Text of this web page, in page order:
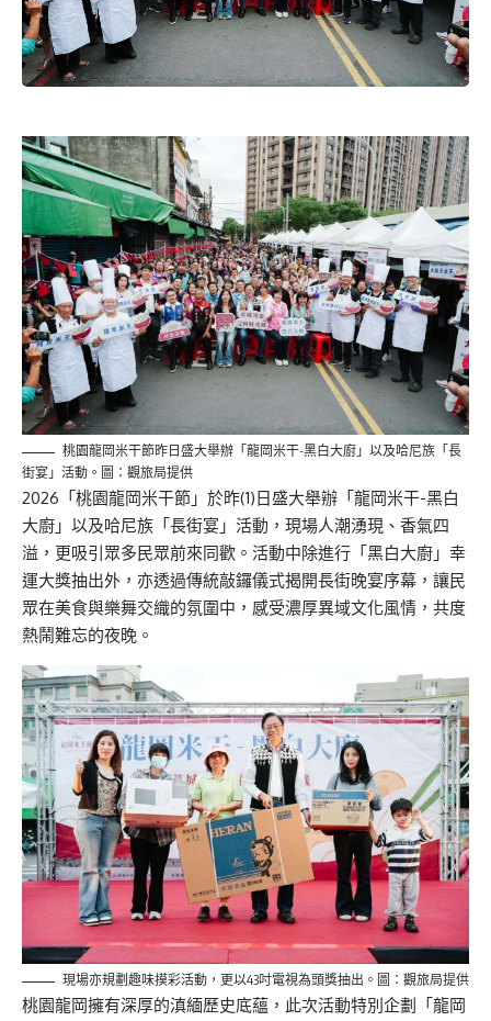
桃園龍岡米干節昨日盛大舉辦「龍岡米干-黑白大廚」以及哈尼族「長
街宴」活動。圖：觀旅局提供
2026「桃園龍岡米干節」於昨(1)日盛大舉辦「龍岡米干-黑白
大廚」以及哈尼族「長街宴」活動，現場人潮湧現、香氣四
溢，更吸引眾多民眾前來同歡。活動中除進行「黑白大廚」幸
運大獎抽出外，亦透過傳統敲鑼儀式揭開長街晚宴序幕，讓民
眾在美食與樂舞交織的氛圍中，感受濃厚異域文化風情，共度
熱鬧難忘的夜晚。
現場亦規劃趣味摸彩活動，更以43吋電視為頭獎抽出。圖：觀旅局提供
桃園龍岡擁有深厚的滇緬歷史底蘊，此次活動特別企劃「龍岡